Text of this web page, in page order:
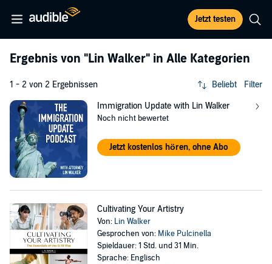
Jetzt testen
Ergebnis von "Lin Walker" in Alle Kategorien
1 - 2 von 2 Ergebnissen Beliebt Filter
Immigration Update with Lin Walker
Noch nicht bewertet
Jetzt kostenlos hören, ohne Abo
Cultivating Your Artistry
Von: Lin Walker
Gesprochen von: Mike Pulcinella
Spieldauer: 1 Std. und 31 Min.
Sprache: Englisch